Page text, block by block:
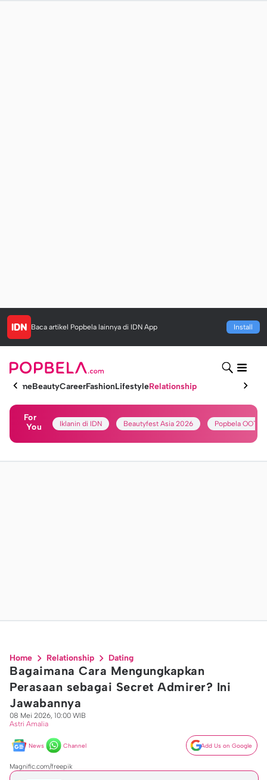
Baca artikel Popbela lainnya di IDN App Install
HomeBeautyCareerFashionLifestyleRelationship
For
You
Iklanin di IDN Beautyfest Asia 2026 Popbela OOTD
Home Relationship Dating
Bagaimana Cara Mengungkapkan
Perasaan sebagai Secret Admirer? Ini
Jawabannya
08 Mei 2026, 10:00 WIB
Astri Amalia
News Channel Add Us on Google
Magnific.com/freepik